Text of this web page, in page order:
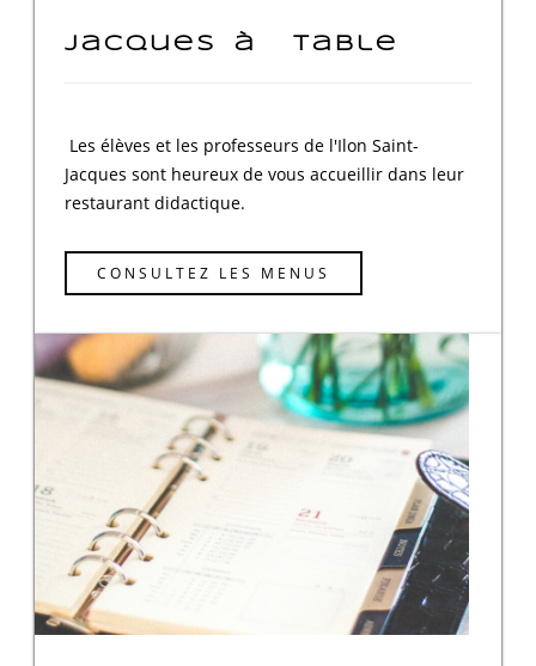
Jacques à table
Les élèves et les professeurs de l'Ilon Saint-
Jacques sont heureux de vous accueillir dans leur
restaurant didactique.
CONSULTEZ LES MENUS